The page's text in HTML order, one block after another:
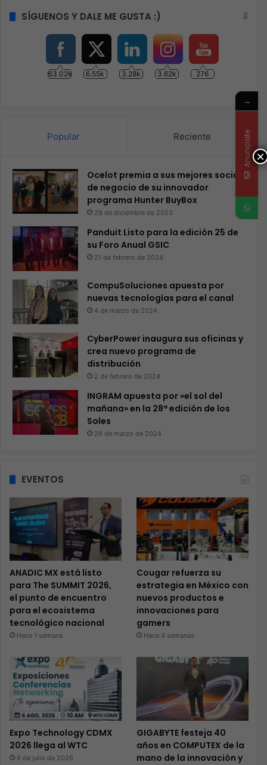
SÍGUENOS Y DALE ME GUSTA :)
63.02k 6.55k 3.28k 3.62k 276
Popular Reciente
Ocelot premia a sus mejores socios
de negocio de su innovador
programa Hunter BuyBox
29 de diciembre de 2023
Panduit Listo para la edición 25 de
su Foro Anual GSIC
21 de febrero de 2024
CompuSoluciones apuesta por
nuevas tecnologías para el canal
4 de marzo de 2024
CyberPower inaugura sus oficinas y
crea nuevo programa de
distribución
2 de febrero de 2024
INGRAM apuesta por «el sol del
mañana» en la 28ª edición de los
Soles
26 de marzo de 2024
EVENTOS
ANADIC MX está listo
para The SUMMIT 2026,
el punto de encuentro
para el ecosistema
tecnológico nacional
Hace 1 semana
Cougar refuerza su
estrategia en México con
nuevos productos e
innovaciones para
gamers
Hace 4 semanas
Expo Technology CDMX
2026 llega al WTC
6 de julio de 2026
GIGABYTE festeja 40
años en COMPUTEX de la
mano de la innovación y
×
→
Anunciate